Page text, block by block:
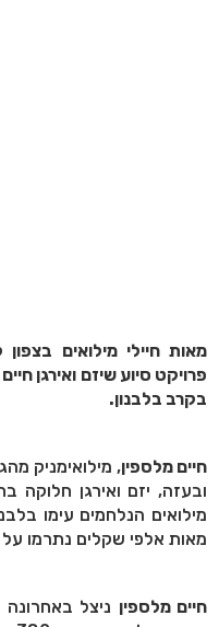
מאות חיילי מילואים
פרויקט סיוע שיזם ואירגן
בקרב בלבנון.
חיים מלספין
ובעזה, יזם ואירגן חלוקה
מילואים הנלחמים עימו
מאות אלפי שקלים נתרמו על
חיים מלספין